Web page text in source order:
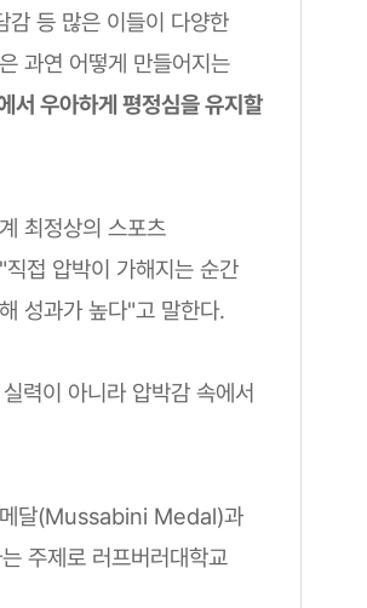
감 등 많은 이들이 다양한
과연 어떻게 만들어지는
서 우아하게 평정심을 유지할
최정상의 스포츠
접 압박이 가해지는 순간
성과가 높다"고 말한다.
력이 아니라 압박감 속에서
메달(Mussabini Medal)과
주제로 러프버러대학교